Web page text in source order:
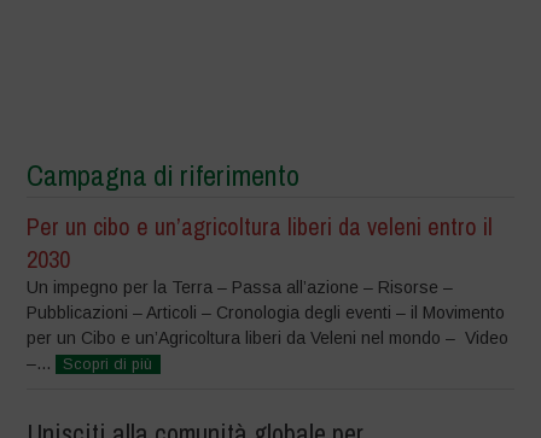
Campagna di riferimento
Per un cibo e un’agricoltura liberi da veleni entro il
2030
Un impegno per la Terra – Passa all’azione – Risorse –
Pubblicazioni – Articoli – Cronologia degli eventi – il Movimento
per un Cibo e un’Agricoltura liberi da Veleni nel mondo – Video
–...
Scopri di più